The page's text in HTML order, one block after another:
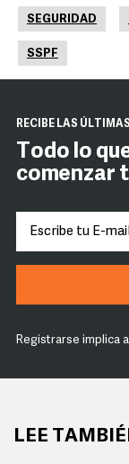
SEGURIDAD
SSPF
RECIBE LAS
Todo lo
comenzar
Registrarse implica
LEE